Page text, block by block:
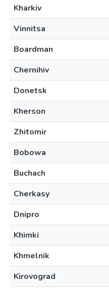
Kharkiv
Vinnitsa
Boardman
Chernihiv
Donetsk
Kherson
Zhitomir
Bobowa
Buchach
Cherkasy
Dnipro
Khimki
Khmelnik
Kirovograd